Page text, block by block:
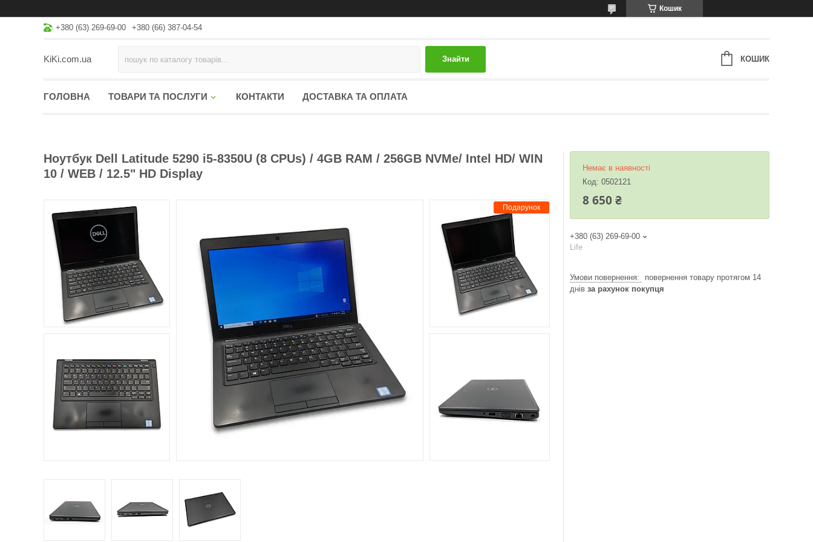
Кошик
+380 (63) 269-69-00 +380 (66) 387-04-54
KiKi.com.ua Знайти КОШИК
ГОЛОВНА ТОВАРИ ТА ПОСЛУГИ КОНТАКТИ ДОСТАВКА ТА ОПЛАТА
Ноутбук Dell Latitude 5290 i5-8350U (8 CPUs) / 4GB RAM / 256GB NVMe/ Intel HD/ WIN
10 / WEB / 12.5" HD Display
Подарунок
Немає в наявності
Код: 0502121
8 650 ₴
+380 (63) 269-69-00
Life
повернення товару протягом 14
днів за рахунок покупця